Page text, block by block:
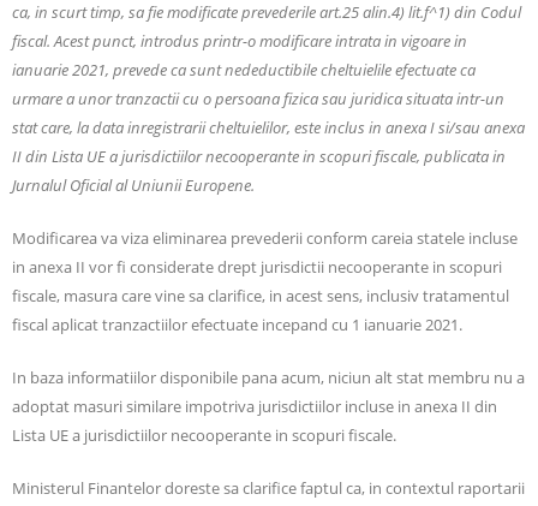
ca, in scurt timp, sa fie modificate prevederile art.25 alin.4) lit.f^1) din Codul
fiscal. Acest punct, introdus printr-o modificare intrata in vigoare in
ianuarie 2021, prevede ca sunt nedeductibile cheltuielile efectuate ca
urmare a unor tranzactii cu o persoana fizica sau juridica situata intr-un
stat care, la data inregistrarii cheltuielilor, este inclus in anexa I si/sau anexa
II din Lista UE a jurisdictiilor necooperante in scopuri fiscale, publicata in
Jurnalul Oficial al Uniunii Europene.
Modificarea va viza eliminarea prevederii conform careia statele incluse
in anexa II vor fi considerate drept jurisdictii necooperante in scopuri
fiscale, masura care vine sa clarifice, in acest sens, inclusiv tratamentul
fiscal aplicat tranzactiilor efectuate incepand cu 1 ianuarie 2021.
In baza informatiilor disponibile pana acum, niciun alt stat membru nu a
adoptat masuri similare impotriva jurisdictiilor incluse in anexa II din
Lista UE a jurisdictiilor necooperante in scopuri fiscale.
Ministerul Finantelor doreste sa clarifice faptul ca, in contextul raportarii